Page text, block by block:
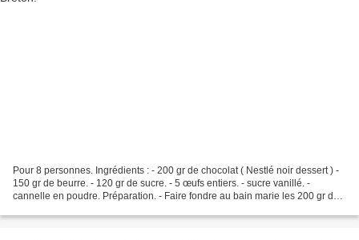
Pour 8 personnes. Ingrédients : - 200 gr de chocolat ( Nestlé noir dessert ) -
150 gr de beurre. - 120 gr de sucre. - 5 œufs entiers. - sucre vanillé. -
cannelle en poudre. Préparation. - Faire fondre au bain marie les 200 gr de